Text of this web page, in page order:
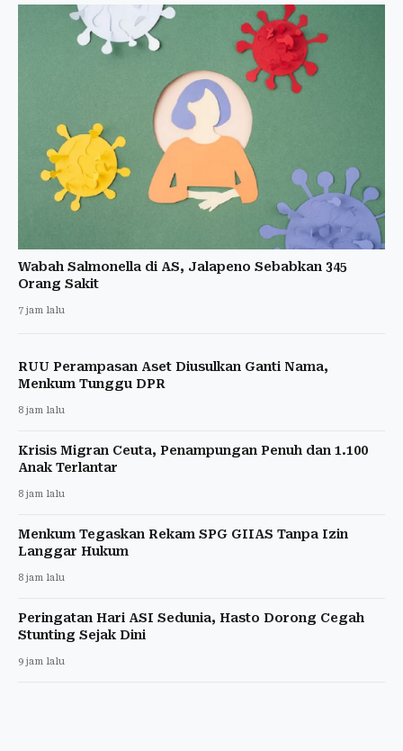
Wabah Salmonella di AS, Jalapeno Sebabkan 345
Orang Sakit
7 jam lalu
RUU Perampasan Aset Diusulkan Ganti Nama,
Menkum Tunggu DPR
8 jam lalu
Krisis Migran Ceuta, Penampungan Penuh dan 1.100
Anak Terlantar
8 jam lalu
Menkum Tegaskan Rekam SPG GIIAS Tanpa Izin
Langgar Hukum
8 jam lalu
Peringatan Hari ASI Sedunia, Hasto Dorong Cegah
Stunting Sejak Dini
9 jam lalu